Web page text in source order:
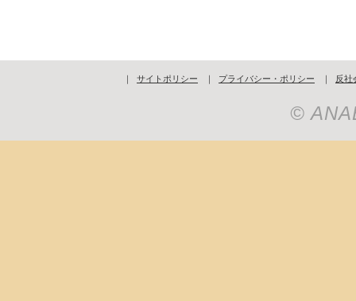
｜ サイトポリシー ｜ プライバシー・ポリシー ｜ 反社
©